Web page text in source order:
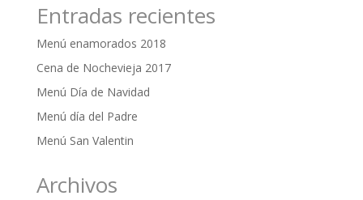
Entradas recientes
Menú enamorados 2018
Cena de Nochevieja 2017
Menú Día de Navidad
Menú día del Padre
Menú San Valentin
Archivos